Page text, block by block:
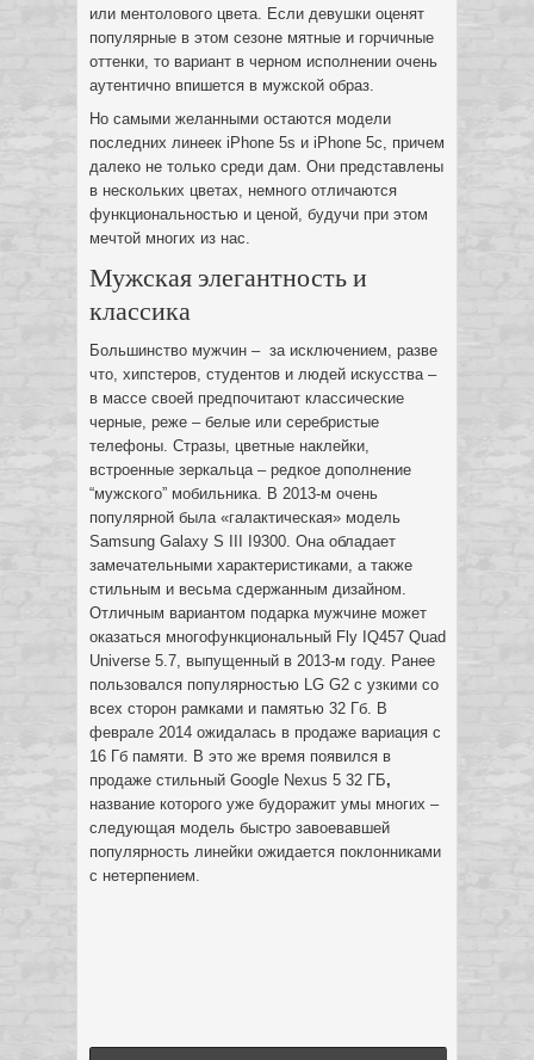
или ментолового цвета. Если девушки оценят
популярные в этом сезоне мятные и горчичные
оттенки, то вариант в черном исполнении очень
аутентично впишется в мужской образ.
Но самыми желанными остаются модели
последних линеек iPhone 5s и iPhone 5c, причем
далеко не только среди дам. Они представлены
в нескольких цветах, немного отличаются
функциональностью и ценой, будучи при этом
мечтой многих из нас.
Мужская элегантность и
классика
Большинство мужчин – за исключением, разве
что, хипстеров, студентов и людей искусства –
в массе своей предпочитают классические
черные, реже – белые или серебристые
телефоны. Стразы, цветные наклейки,
встроенные зеркальца – редкое дополнение
“мужского” мобильника. В 2013-м очень
популярной была «галактическая» модель
Samsung Galaxy S III I9300. Она обладает
замечательными характеристиками, а также
стильным и весьма сдержанным дизайном.
Отличным вариантом подарка мужчине может
оказаться многофункциональный Fly IQ457 Quad
Universe 5.7, выпущенный в 2013-м году. Ранее
пользовался популярностью LG G2 с узкими со
всех сторон рамками и памятью 32 Гб. В
феврале 2014 ожидалась в продаже вариация с
16 Гб памяти. В это же время появился в
продаже стильный Google Nexus 5 32 ГБ,
название которого уже будоражит умы многих –
следующая модель быстро завоевавшей
популярность линейки ожидается поклонниками
с нетерпением.